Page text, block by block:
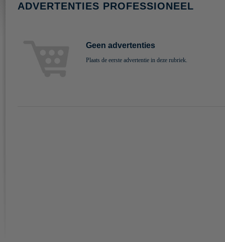
ADVERTENTIES PROFESSIONEEL
Geen advertenties
Plaats de eerste advertentie in deze rubriek.